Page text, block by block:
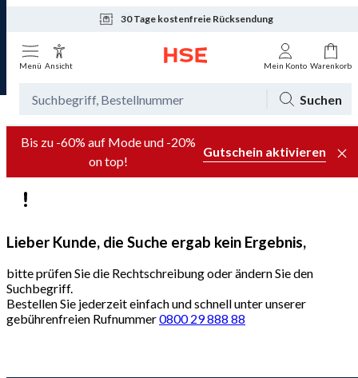
30 Tage kostenfreie Rücksendung
Tagesaktuelle Angebote
Menü Ansicht Mein Konto Warenkorb
Suchen
Bis zu -60% auf Mode und -20%
on top!
Gutschein aktivieren
Lieber Kunde, die Suche ergab kein Ergebnis,
bitte prüfen Sie die Rechtschreibung oder ändern Sie den
Suchbegriff.
Bestellen Sie jederzeit einfach und schnell unter unserer
gebührenfreien Rufnummer0800 29 888 88